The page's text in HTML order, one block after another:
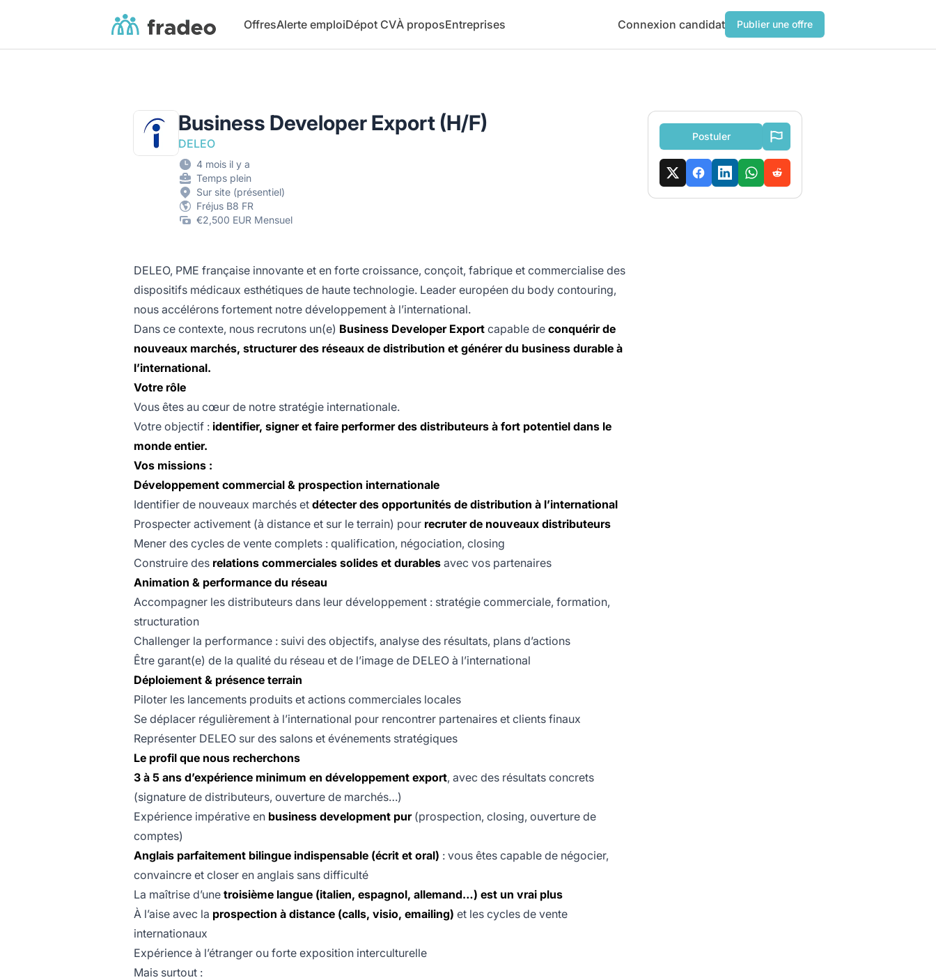
Fradeo OffresAlerte emploiDépot CVÀ proposEntreprises Connexion candidat Publier une offre
Business Developer Export (H/F)
DELEO
4 mois il y a
Temps plein
Sur site (présentiel)
Fréjus B8 FR
€2,500 EUR Mensuel
DELEO, PME française innovante et en forte croissance, conçoit, fabrique et commercialise des
dispositifs médicaux esthétiques de haute technologie. Leader européen du body contouring,
nous accélérons fortement notre développement à l’international.
Dans ce contexte, nous recrutons un(e) Business Developer Export capable de conquérir de
nouveaux marchés, structurer des réseaux de distribution et générer du business durable à
l’international.
Votre rôle
Vous êtes au cœur de notre stratégie internationale.
Votre objectif : identifier, signer et faire performer des distributeurs à fort potentiel dans le
monde entier.
Vos missions :
Développement commercial & prospection internationale
Identifier de nouveaux marchés et détecter des opportunités de distribution à l’international
Prospecter activement (à distance et sur le terrain) pour recruter de nouveaux distributeurs
Mener des cycles de vente complets : qualification, négociation, closing
Construire des relations commerciales solides et durables avec vos partenaires
Animation & performance du réseau
Accompagner les distributeurs dans leur développement : stratégie commerciale, formation,
structuration
Challenger la performance : suivi des objectifs, analyse des résultats, plans d’actions
Être garant(e) de la qualité du réseau et de l’image de DELEO à l’international
Déploiement & présence terrain
Piloter les lancements produits et actions commerciales locales
Se déplacer régulièrement à l’international pour rencontrer partenaires et clients finaux
Représenter DELEO sur des salons et événements stratégiques
Le profil que nous recherchons
3 à 5 ans d’expérience minimum en développement export, avec des résultats concrets
(signature de distributeurs, ouverture de marchés…)
Expérience impérative en business development pur(prospection, closing, ouverture de
comptes)
Anglais parfaitement bilingue indispensable (écrit et oral) : vous êtes capable de négocier,
convaincre et closer en anglais sans difficulté
La maîtrise d’une troisième langue (italien, espagnol, allemand…) est un vrai plus
À l’aise avec la prospection à distance (calls, visio, emailing) et les cycles de vente
internationaux
Expérience à l’étranger ou forte exposition interculturelle
Mais surtout :
Postuler